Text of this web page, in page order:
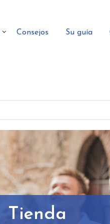
Consejos Su guía
Tienda